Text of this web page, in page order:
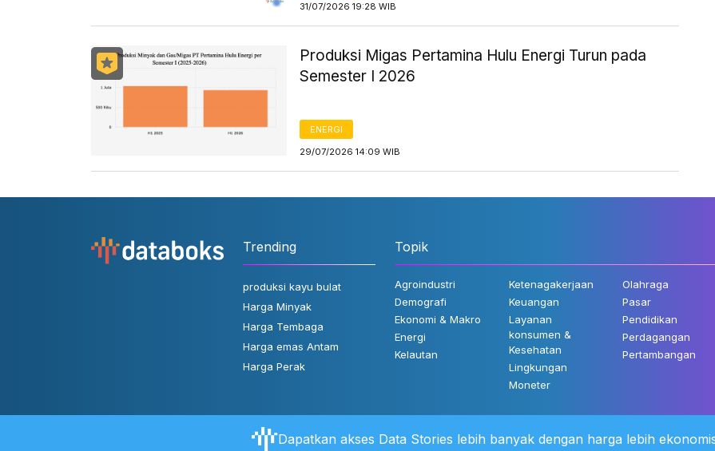
31/07/2026 19:28 WIB
Produksi Migas Pertamina Hulu Energi Turun pada
Semester I 2026
ENERGI
29/07/2026 14:09 WIB
Trending
produksi kayu bulat
Harga Minyak
Harga Tembaga
Harga emas Antam
Harga Perak
Topik
Agroindustri
Demografi
Ekonomi & Makro
Energi
Kelautan
Ketenagakerjaan
Keuangan
Layanan
konsumen &
Kesehatan
Lingkungan
Moneter
Olahraga
Pasar
Pendidikan
Perdagangan
Pertambangan
Aturan Pengguna FAQ Hubungi Kami ©2022 Katadata. Hak cipta
Dapatkan akses Data Stories lebih banyak dengan harga lebih